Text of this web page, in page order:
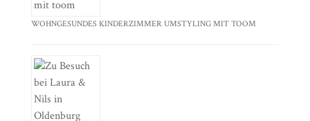
WOHNGESUNDES KINDERZIMMER UMSTYLING MIT TOOM